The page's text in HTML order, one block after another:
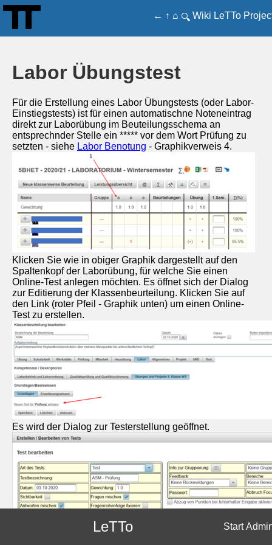
← ↑ ⌂ 🔍 Wiki LeTTo
Labor Übungstest
Für die Erstellung eines Labor Übungstests (oder Labor-
Einstiegstests) ist für einen automatischne Noteneintrag
direkt zur Laborübung im Beuteilungsschema an
entsprechnder Stelle ein ***** vor dem Wort Prüfung zu
setzten - siehe Labor Benotung - Graphikverweis 4.
Klicken Sie wie in obiger Graphik dargestellt auf den
Spaltenkopf der Laborübung, für welche Sie einen
Online-Test anlegen möchten. Es öffnet sich der Dialog
zur Editierung der Klassenbeurteilung. Klicken Sie auf
den Link (roter Pfeil - Graphik unten) um einen Online-
Test zu erstellen.
Es wird der Dialog zur Testerstellung geöffnet.
LeTTo Start